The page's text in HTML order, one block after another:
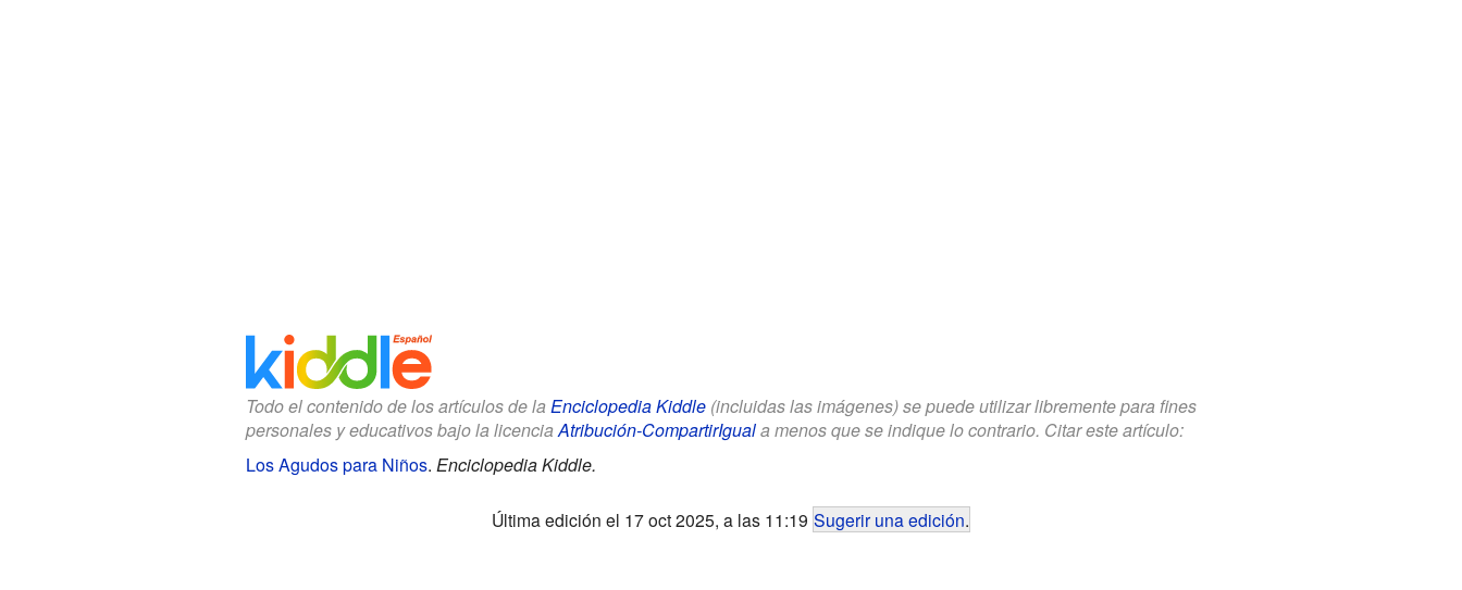
Todo el contenido de los artículos de la Enciclopedia Kiddle(incluidas las imágenes) se puede utilizar libremente para fines
personales y educativos bajo la licenciaAtribución-CompartirIguala menos que se indique lo contrario. Citar este artículo:
Los Agudos para Niños. Enciclopedia Kiddle.
Última edición el 17 oct 2025, a las 11:19 Sugerir una edición.